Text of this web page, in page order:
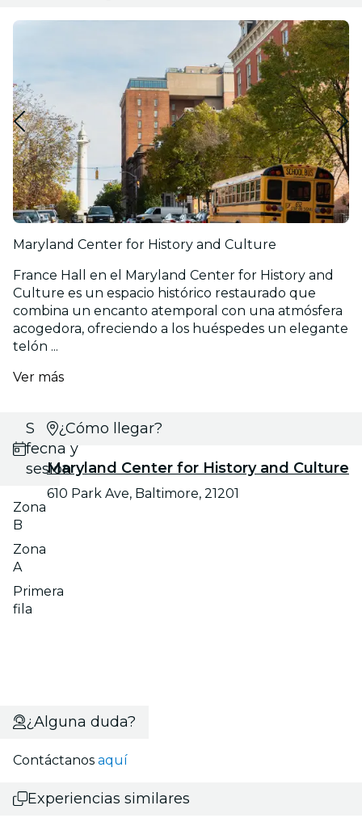
Maryland Center for History and Culture
France Hall en el Maryland Center for History and
Culture es un espacio histórico restaurado que
combina un encanto atemporal con una atmósfera
acogedora, ofreciendo a los huéspedes un elegante
telón ...
Ver más
Selecciona
fecha y
sesión
Zona
B
Zona
A
Primera
fila
¿Cómo llegar?
Maryland Center for History and Culture
610 Park Ave, Baltimore, 21201
¿Alguna duda?
Contáctanos aquí
Experiencias similares